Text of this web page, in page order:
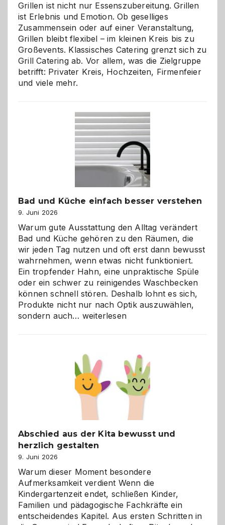
Grillen ist nicht nur Essenszubereitung. Grillen
ist Erlebnis und Emotion. Ob geselliges
Zusammensein oder auf einer Veranstaltung,
Grillen bleibt flexibel – im kleinen Kreis bis zu
Großevents. Klassisches Catering grenzt sich zu
Grill Catering ab. Vor allem, was die Zielgruppe
betrifft: Privater Kreis, Hochzeiten, Firmenfeier
und viele mehr.
Bad und Küche einfach besser verstehen
9. Juni 2026
Warum gute Ausstattung den Alltag verändert
Bad und Küche gehören zu den Räumen, die
wir jeden Tag nutzen und oft erst dann bewusst
wahrnehmen, wenn etwas nicht funktioniert.
Ein tropfender Hahn, eine unpraktische Spüle
oder ein schwer zu reinigendes Waschbecken
können schnell stören. Deshalb lohnt es sich,
Produkte nicht nur nach Optik auszuwählen,
sondern auch… Bad
besser
verstehen
weiterlesen
Abschied aus der Kita bewusst und
herzlich gestalten
9. Juni 2026
Warum dieser Moment besondere
Aufmerksamkeit verdient Wenn die
Kindergartenzeit endet, schließen Kinder,
Familien und pädagogische Fachkräfte ein
entscheidendes Kapitel. Aus ersten Schritten in